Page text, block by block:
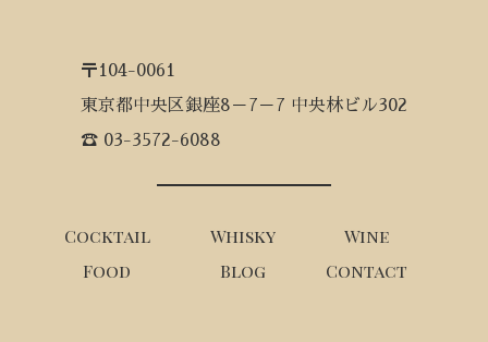
〒104-0061
東京都中央区銀座8－7－7 中央林ビル302
☎ 03-3572-6088
Cocktail Whisky
Wine
Food
Blog Contact